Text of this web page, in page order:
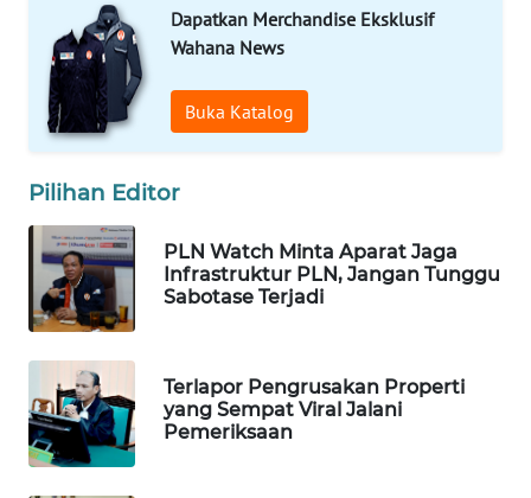
Dapatkan Merchandise Eksklusif
Wahana News
Buka Katalog
Pilihan Editor
PLN Watch Minta Aparat Jaga
Infrastruktur PLN, Jangan Tunggu
Sabotase Terjadi
Terlapor Pengrusakan Properti
yang Sempat Viral Jalani
Pemeriksaan
WN
LANGKAT
WN
TAPANULI
SELATAN
WN
TANJUNG
LESUNG
WN
KARO
WN
SIMALUNGUN